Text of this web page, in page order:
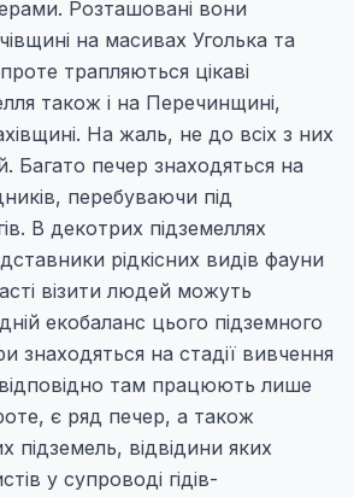
Розташовані вони
на масивах Уголька та
трапляються цікаві
також і на Перечинщині,
На жаль, не до всіх з них
Багато печер знаходяться на
перебуваючи під
В декотрих підземеллях
рідкісних видів фауни
візити людей можуть
екобаланс цього підземного
знаходяться на стадії вивчення
там працюють лише
є ряд печер, а також
підземель, відвідини яких
у супроводі гідів-